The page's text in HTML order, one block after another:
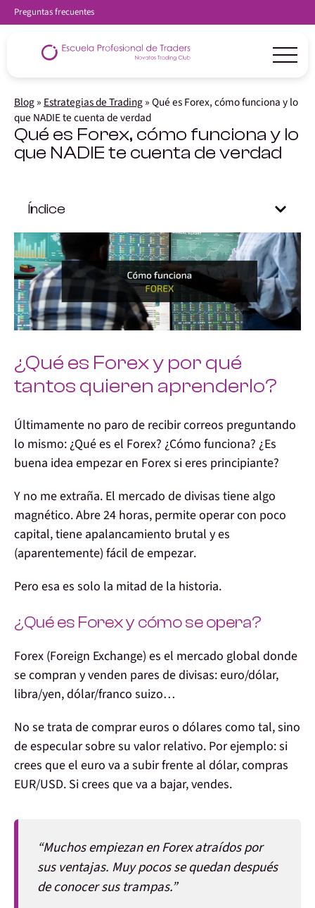
Preguntas frecuentes
Blog» Estrategias de Trading»Qué es Forex, cómo funciona y lo
que NADIE te cuenta de verdad
Qué es Forex, cómo funciona y lo
que NADIE te cuenta de verdad
Índice
¿Qué es Forex y por qué
tantos quieren aprenderlo?
Últimamente no paro de recibir correos preguntando
lo mismo:¿Qué es el Forex? ¿Cómo funciona? ¿Es
buena idea empezar en Forex si eres principiante?
Y no me extraña. El mercado de divisas tiene algo
magnético.Abre 24 horas, permite operar con poco
capital, tiene apalancamiento brutal y es
(aparentemente) fácil de empezar.
Pero esa es solo la mitad de la historia.
¿Qué es Forex y cómo se opera?
Forex (Foreign Exchange) es el mercado global donde
se compran y venden pares de divisas: euro/dólar,
libra/yen, dólar/franco suizo…
No se trata de comprar euros o dólares como tal, sino
de especular sobre su valor relativo. Por ejemplo: si
crees que el euro va a subir frente al dólar, compras
EUR/USD. Si crees que va a bajar, vendes.
“Muchos empiezan en Forex atraídos por
sus ventajas. Muy pocos se quedan después
de conocer sus trampas.”